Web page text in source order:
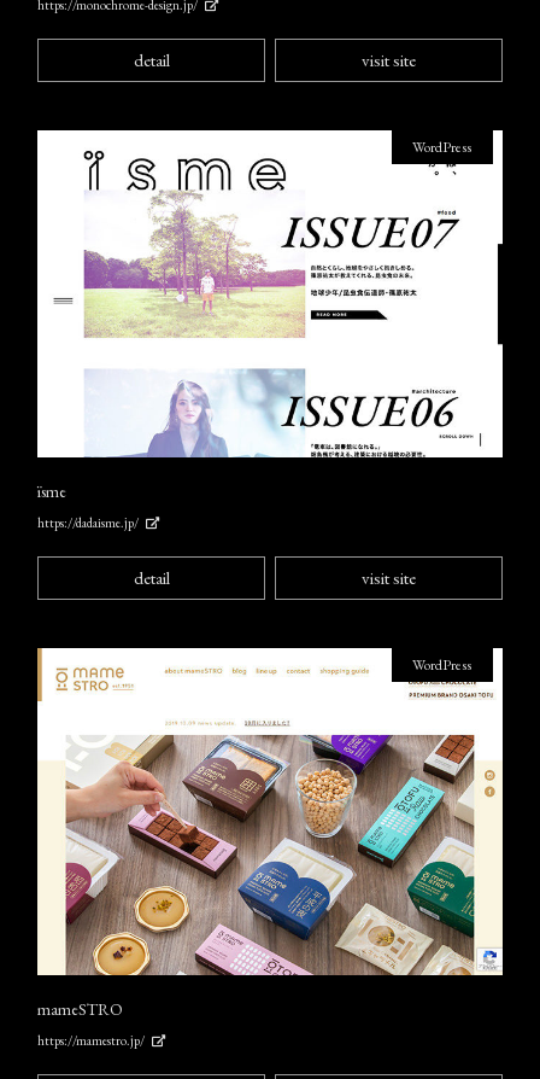
https://monochrome-design.jp/
detail visit site
ïsme
https://dadaisme.jp/
WordPress
detail visit site
mameSTRO
https://mamestro.jp/
WordPress